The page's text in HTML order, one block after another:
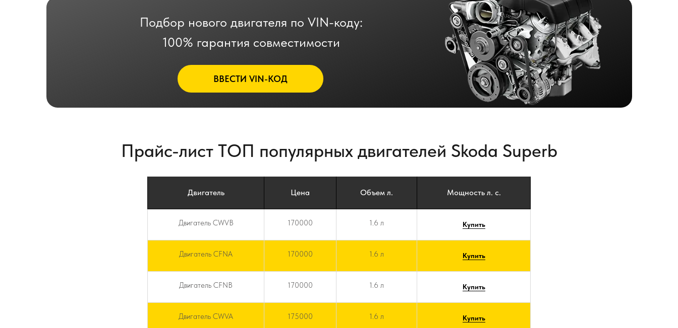
ВВЕСТИ VIN-КОД
Подбор нового двигателя по VIN-коду:
100% гарантия совместимости
Прайс-лист ТОП популярных двигателей Skoda Superb
Двигатель Цена Объем л. Мощность л. с.
Двигатель CWVB 170000 1.6 л Купить
Двигатель CFNA 170000 1.6 л Купить
Двигатель CFNB 170000 1.6 л Купить
Двигатель CWVA 175000 1.6 л Купить